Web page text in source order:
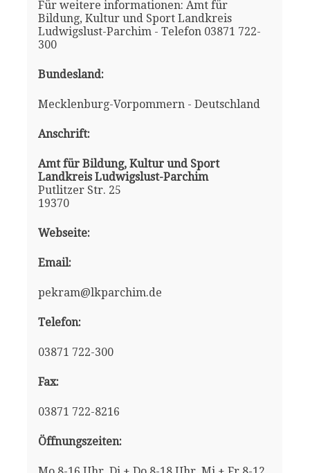
Für weitere informationen: Amt für
Bildung, Kultur und Sport Landkreis
Ludwigslust-Parchim - Telefon 03871 722-
300
Bundesland:
Mecklenburg-Vorpommern - Deutschland
Anschrift:
Amt für Bildung, Kultur und Sport
Landkreis Ludwigslust-Parchim
Putlitzer Str. 25
19370
Webseite:
Email:
pekram@lkparchim.de
Telefon:
03871 722-300
Fax:
03871 722-8216
Öffnungszeiten: